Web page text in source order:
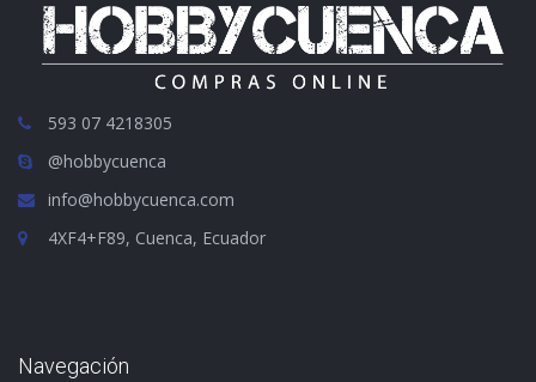
593 07 4218305
@hobbycuenca
info@hobbycuenca.com
4XF4+F89, Cuenca, Ecuador
Navegación